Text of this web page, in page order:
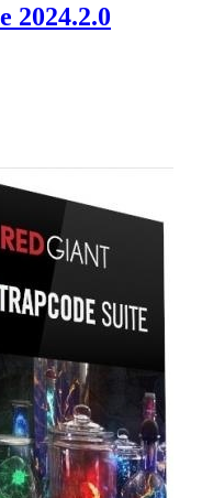
2024.2.0